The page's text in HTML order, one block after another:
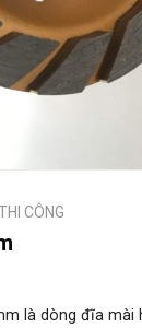
CÔNG
là dòng đĩa mài